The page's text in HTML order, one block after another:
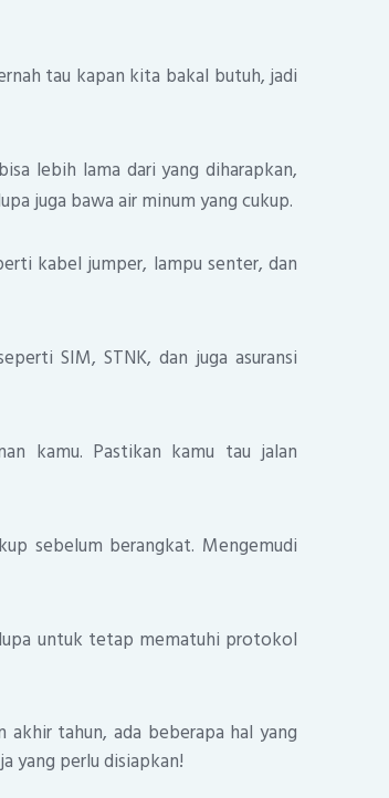
tau kapan kita bakal butuh, jadi
lebih lama dari yang diharapkan,
juga bawa air minum yang cukup.
kabel jumper, lampu senter, dan
SIM, STNK, dan juga asuransi
kamu. Pastikan kamu tau jalan
sebelum berangkat. Mengemudi
untuk tetap mematuhi protokol
tahun, ada beberapa hal yang
yang perlu disiapkan!